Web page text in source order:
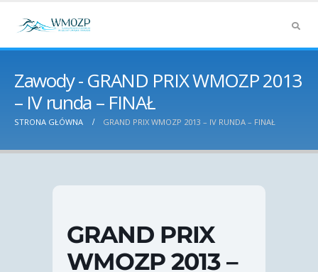
Zawody - GRAND PRIX WMOZP 2013
– IV runda – FINAŁ
STRONA GŁÓWNA GRAND PRIX WMOZP 2013 – IV RUNDA – FINAŁ
GRAND PRIX
WMOZP 2013 –